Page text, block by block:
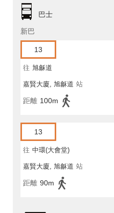
巴士
新巴
13
往 旭龢道
嘉賢大廈, 旭龢道 站
距離 100m
13
往 中環(大會堂)
嘉賢大廈, 旭龢道 站
距離 90m